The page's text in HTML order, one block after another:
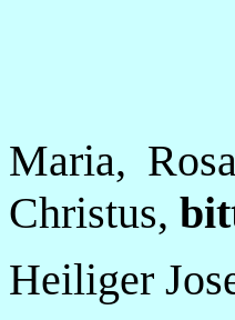
Maria,
Christus,
Heiliger